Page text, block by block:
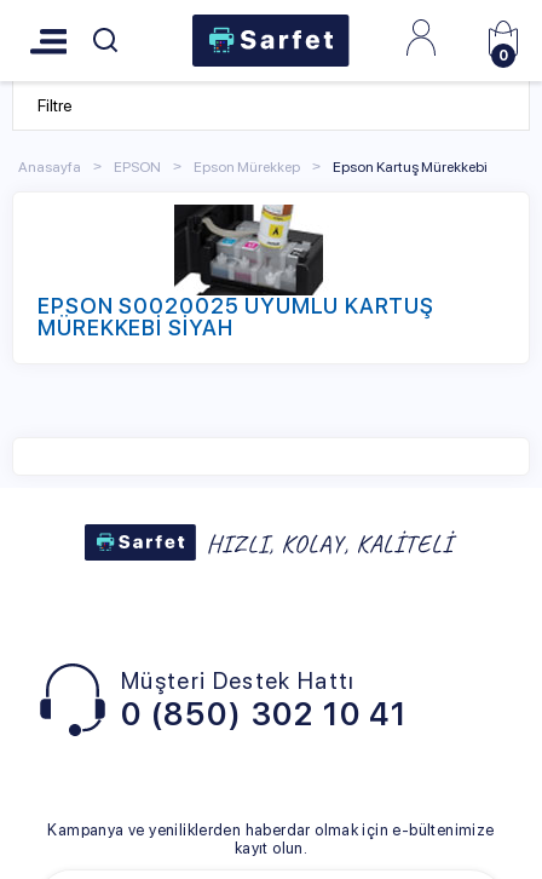
0
Filtre
Anasayfa EPSON Epson Mürekkep Epson Kartuş Mürekkebi
EPSON S0020025 UYUMLU KARTUŞ
MÜREKKEBİ SİYAH
Müşteri Destek Hattı
0 (850) 302 10 41
Kampanya ve yeniliklerden haberdar olmak için e-bültenimize
kayıt olun.